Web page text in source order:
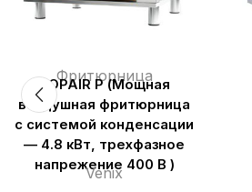
Фритюрница
HOPAIR Р (Мощная
воздушная фритюрница
с системой конденсации
— 4.8 кВт, трехфазное
напрежение 400 В )
Venix